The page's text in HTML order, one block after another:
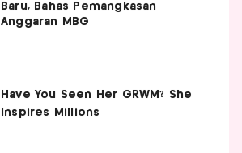
Baru, Bahas Pemangkasan
Anggaran MBG